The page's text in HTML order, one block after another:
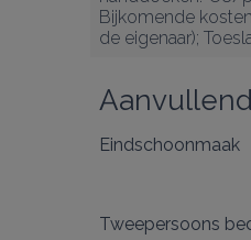
Bijkomende
de eigenaar);
Eindschoonmaak
Tweepersoons